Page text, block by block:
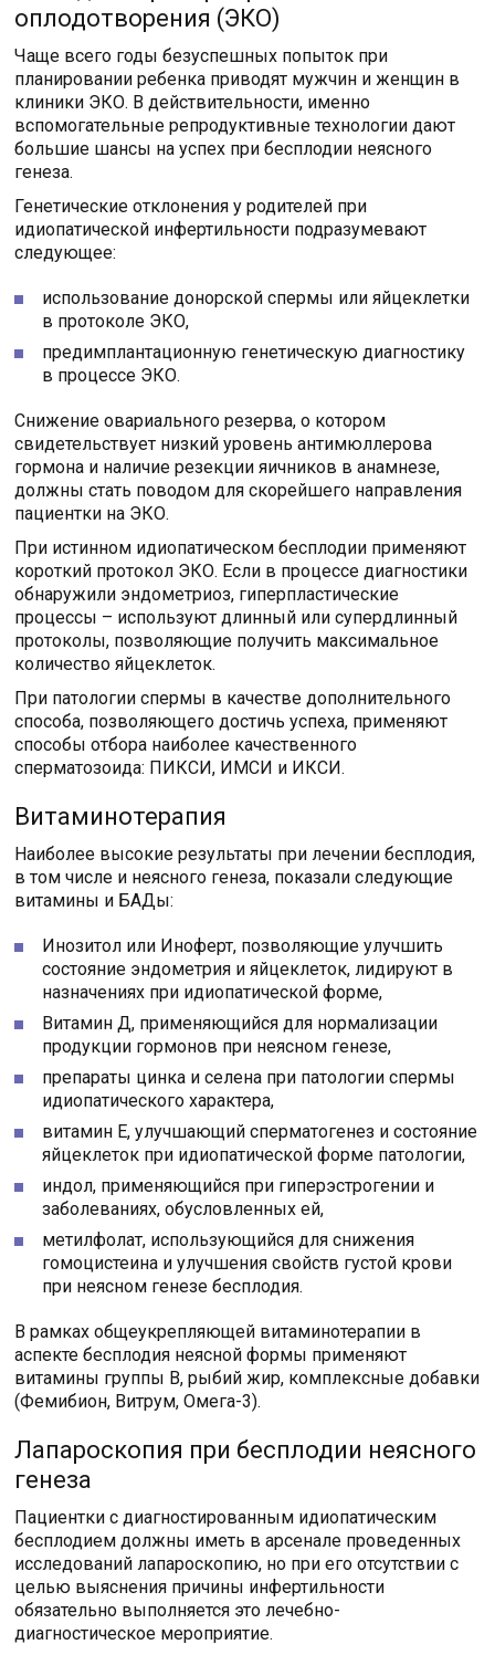
оплодотворения (ЭКО)
Чаще всего годы безуспешных попыток при
планировании ребенка приводят мужчин и женщин в
клиники ЭКО. В действительности, именно
вспомогательные репродуктивные технологии дают
большие шансы на успех при бесплодии неясного
генеза.
Генетические отклонения у родителей при
идиопатической инфертильности подразумевают
следующее:
использование донорской спермы или яйцеклетки
в протоколе ЭКО,
предимплантационную генетическую диагностику
в процессе ЭКО.
Снижение овариального резерва, о котором
свидетельствует низкий уровень антимюллерова
гормона и наличие резекции яичников в анамнезе,
должны стать поводом для скорейшего направления
пациентки на ЭКО.
При истинном идиопатическом бесплодии применяют
короткий протокол ЭКО. Если в процессе диагностики
обнаружили эндометриоз, гиперпластические
процессы – используют длинный или супердлинный
протоколы, позволяющие получить максимальное
количество яйцеклеток.
При патологии спермы в качестве дополнительного
способа, позволяющего достичь успеха, применяют
способы отбора наиболее качественного
сперматозоида: ПИКСИ, ИМСИ и ИКСИ.
Витаминотерапия
Наиболее высокие результаты при лечении бесплодия,
в том числе и неясного генеза, показали следующие
витамины и БАДы:
Инозитол или Иноферт, позволяющие улучшить
состояние эндометрия и яйцеклеток, лидируют в
назначениях при идиопатической форме,
Витамин Д, применяющийся для нормализации
продукции гормонов при неясном генезе,
препараты цинка и селена при патологии спермы
идиопатического характера,
витамин Е, улучшающий сперматогенез и состояние
яйцеклеток при идиопатической форме патологии,
индол, применяющийся при гиперэстрогении и
заболеваниях, обусловленных ей,
метилфолат, использующийся для снижения
гомоцистеина и улучшения свойств густой крови
при неясном генезе бесплодия.
В рамках общеукрепляющей витаминотерапии в
аспекте бесплодия неясной формы применяют
витамины группы В, рыбий жир, комплексные добавки
(Фемибион, Витрум, Омега-3).
Лапароскопия при бесплодии неясного
генеза
Пациентки с диагностированным идиопатическим
бесплодием должны иметь в арсенале проведенных
исследований лапароскопию, но при его отсутствии с
целью выяснения причины инфертильности
обязательно выполняется это лечебно-
диагностическое мероприятие.